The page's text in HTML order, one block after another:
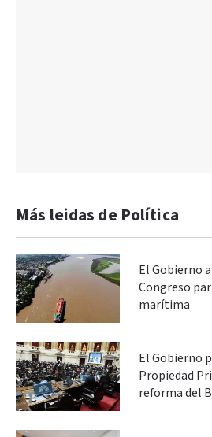
Más leidas de Política
El Gobierno
Congreso
marítima
El Gobierno
Propiedad
reforma del